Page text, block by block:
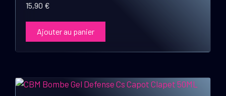
15,90 €
Ajouter au panier